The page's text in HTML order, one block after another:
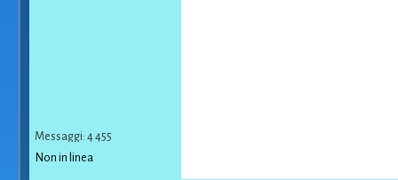
Messaggi: 4 455
Non in linea